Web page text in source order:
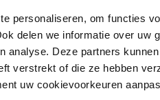
personaliseren, om functies
delen we informatie over uw
analyse. Deze partners
verstrekt of die ze hebben
uw cookievoorkeuren